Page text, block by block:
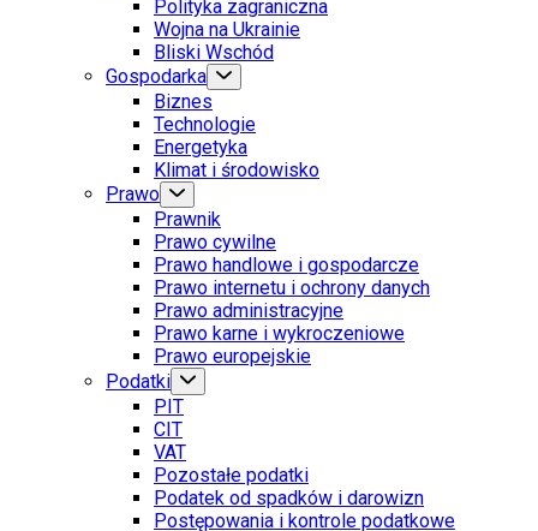
Polityka zagraniczna
Wojna na Ukrainie
Bliski Wschód
Gospodarka
Biznes
Technologie
Energetyka
Klimat i środowisko
Prawo
Prawnik
Prawo cywilne
Prawo handlowe i gospodarcze
Prawo internetu i ochrony danych
Prawo administracyjne
Prawo karne i wykroczeniowe
Prawo europejskie
Podatki
PIT
CIT
VAT
Pozostałe podatki
Podatek od spadków i darowizn
Postępowania i kontrole podatkowe